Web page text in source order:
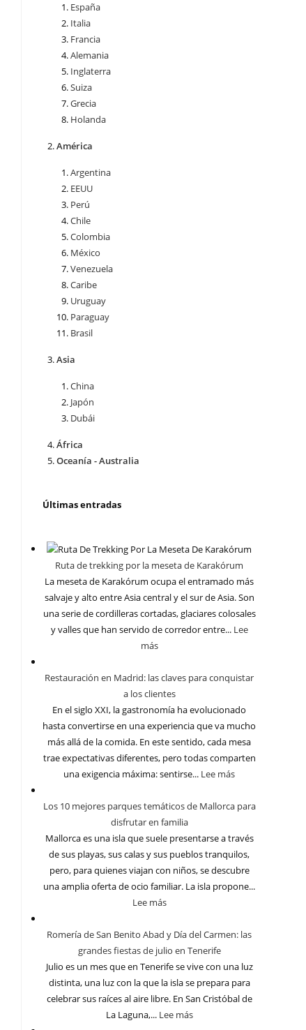
España
Italia
Francia
Alemania
Inglaterra
Suiza
Grecia
Holanda
América
Argentina
EEUU
Perú
Chile
Colombia
México
Venezuela
Caribe
Uruguay
Paraguay
Brasil
Asia
China
Japón
Dubái
África
Oceanía - Australia
Últimas entradas
Ruta de trekking por la meseta de Karakórum
La meseta de Karakórum ocupa el entramado más
salvaje y alto entre Asia central y el sur de Asia. Son
una serie de cordilleras cortadas, glaciares colosales
y valles que han servido de corredor entre... Lee
más
Restauración en Madrid: las claves para conquistar
a los clientes
En el siglo XXI, la gastronomía ha evolucionado
hasta convertirse en una experiencia que va mucho
más allá de la comida. En este sentido, cada mesa
trae expectativas diferentes, pero todas comparten
una exigencia máxima: sentirse... Lee más
Los 10 mejores parques temáticos de Mallorca para
disfrutar en familia
Mallorca es una isla que suele presentarse a través
de sus playas, sus calas y sus pueblos tranquilos,
pero, para quienes viajan con niños, se descubre
una amplia oferta de ocio familiar. La isla propone...
Lee más
Romería de San Benito Abad y Día del Carmen: las
grandes fiestas de julio en Tenerife
Julio es un mes que en Tenerife se vive con una luz
distinta, una luz con la que la isla se prepara para
celebrar sus raíces al aire libre. En San Cristóbal de
La Laguna,... Lee más